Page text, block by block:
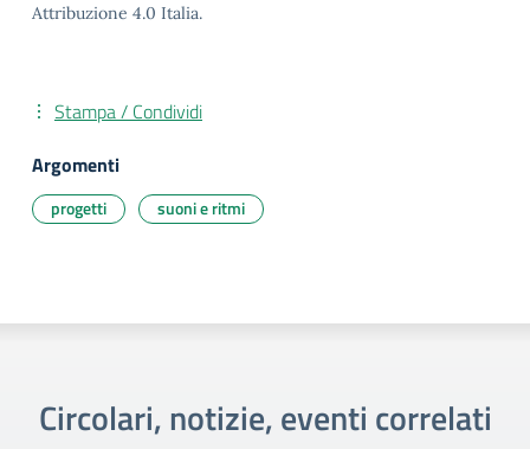
Attribuzione 4.0 Italia.
Stampa / Condividi
Argomenti
progetti suoni e ritmi
Circolari, notizie, eventi correlati